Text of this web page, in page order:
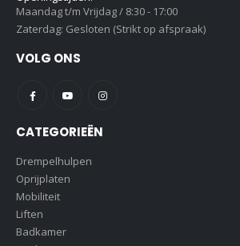
Maandag t/m Vrijdag / 8:30 - 17:00
Zaterdag: Gesloten (Strikt op afspraak)
VOLG ONS
CATEGORIEËN
Drempelhulpen
Oprijplaten
Mobiliteit
Liften
Badkamer